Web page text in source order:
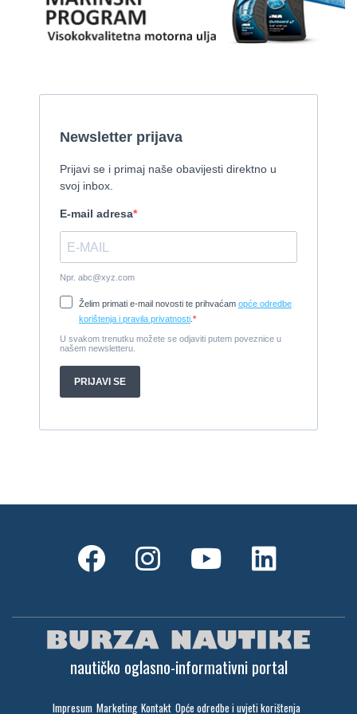
Pirelli 770 EFB
2010, 8,46 x 3,12 m, Mercruiser 235,4 kw
2015, 27 x 7 m, Iveco aifo x 2
Izletnički brod - 94 osobe
Cijena:370.000 EUR
Tender Williams 325 TurboJet - sniženo!
2008, 325 x 1.7 m, weber 750
Damor 900 FURIA - EXTRA OPREMA - PRILIKA - SNIŽENA
CIJENA
2008, 8,98 x 3 m, Yanmar 200kW - unutranji, diesel
Cijena:65.000 EUR
Prodajem jedrilicu ELAN 31 S
Cijena:27.000 EUR
1998, 19 x 5 m, Volvo penta 306ks
M/B San snova
2008, 27 x 6.5 m, Volvo penta 350 KS
nautičko oglasno-informativni portal
Impresum Marketing Kontakt Opće odredbe i uvjeti korištenja